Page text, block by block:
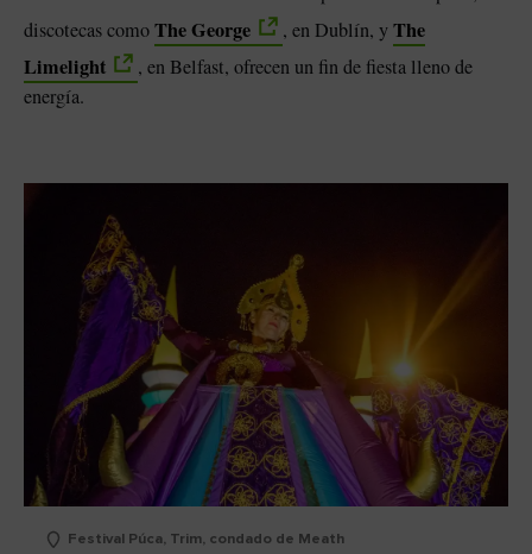
discotecas comoThe George , en Dublín, yThe
Limelight
, en Belfast, ofrecen un fin de fiesta lleno de
energía.
Festival Púca, Trim, condado de Meath